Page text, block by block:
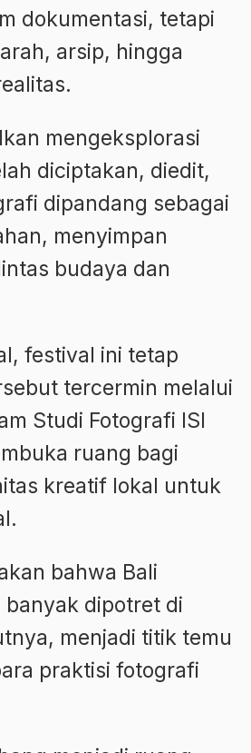
dokumentasi, tetapi
arsip, hingga
mengeksplorasi
diciptakan, diedit,
dipandang sebagai
menyimpan
budaya dan
festival ini tetap
tercermin melalui
Studi Fotografi ISI
ruang bagi
kreatif lokal untuk
bahwa Bali
dipotret di
menjadi titik temu
praktisi fotografi